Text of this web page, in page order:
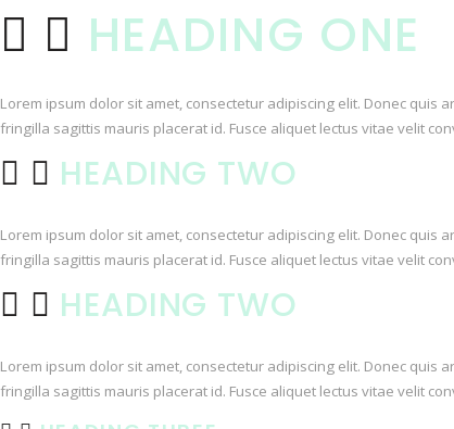
HEADING ONE
Lorem ipsum dolor sit amet, consectetur adipiscing elit. Donec quis
fringilla sagittis mauris placerat id. Fusce aliquet lectus vitae velit
HEADING TWO
Lorem ipsum dolor sit amet, consectetur adipiscing elit. Donec quis
fringilla sagittis mauris placerat id. Fusce aliquet lectus vitae velit
HEADING TWO
Lorem ipsum dolor sit amet, consectetur adipiscing elit. Donec quis
fringilla sagittis mauris placerat id. Fusce aliquet lectus vitae velit